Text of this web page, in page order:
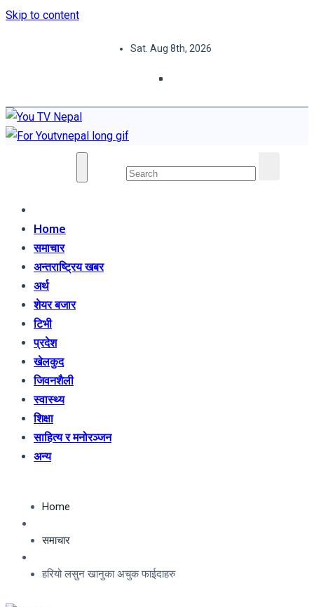
Skip to content
Sat. Aug 8th, 2026
Home
समाचार
अन्तराष्ट्रिय खबर
अर्थ
शेयर बजार
टिभी
प्रदेश
खेलकुद
जिवनशैली
स्वास्थ्य
शिक्षा
साहित्य र मनोरञ्जन
अन्य
Home
समाचार
हरियो लसुन खानुका अचुक फाईदाहरु